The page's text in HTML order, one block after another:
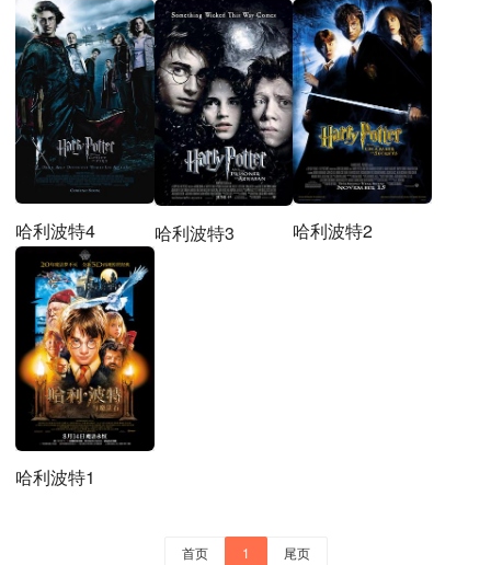
哈利波特4 哈利波特3 哈利波特2
哈利波特1
首页 1 尾页